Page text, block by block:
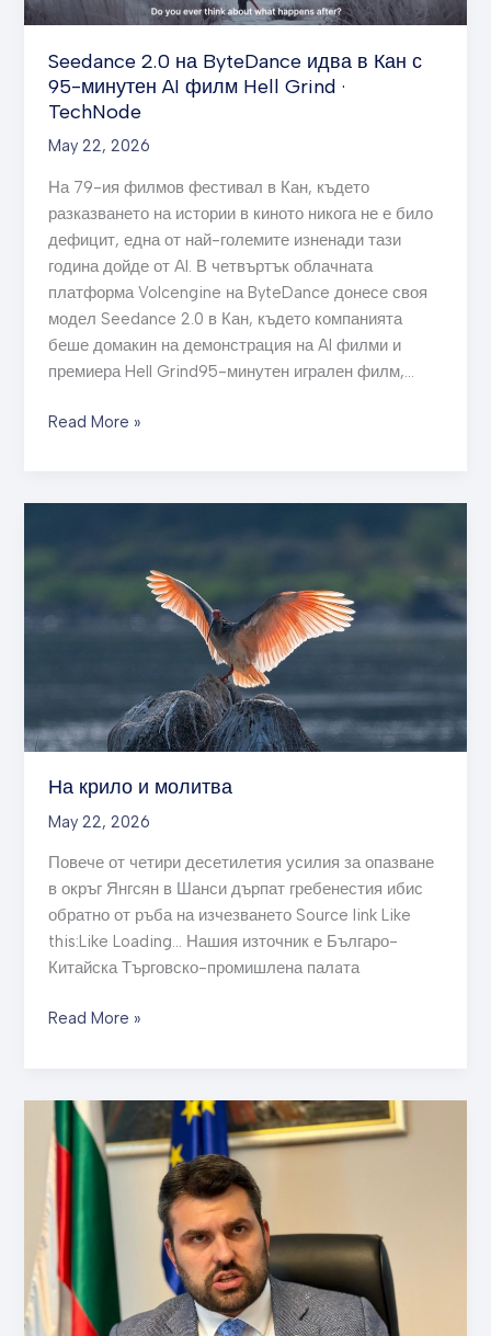
Seedance 2.0 на ByteDance идва в Кан с
95-минутен AI филм Hell Grind ·
TechNode
May 22, 2026
На 79-ия филмов фестивал в Кан, където
разказването на истории в киното никога не е било
дефицит, една от най-големите изненади тази
година дойде от AI. В четвъртък облачната
платформа Volcengine на ByteDance донесе своя
модел Seedance 2.0 в Кан, където компанията
беше домакин на демонстрация на AI филми и
премиера Hell Grind95-минутен игрален филм,…
с
95-
минутен
AI
Hell
Grind
·
TechNode
Read More »
На крило и молитва
May 22, 2026
Повече от четири десетилетия усилия за опазване
в окръг Янгсян в Шанси дърпат гребенестия ибис
обратно от ръба на изчезването Source link Like
this:Like Loading… Нашия източник е Българо-
Китайска Търговско-промишлена палaта
Read More »
Зоните
за
предлагат
изживявания
от
висок
клас